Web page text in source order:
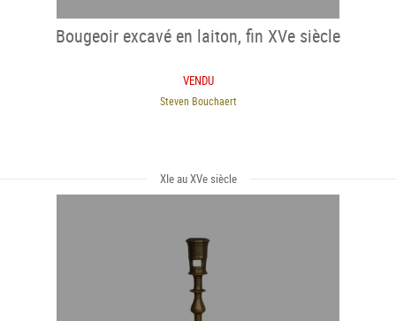
Bougeoir excavé en laiton, fin XVe siècle
VENDU
Steven Bouchaert
XIe au XVe siècle